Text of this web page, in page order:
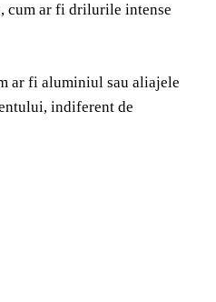
cum ar fi drilurile intense
ar fi aluminiul sau aliajele
indiferent de